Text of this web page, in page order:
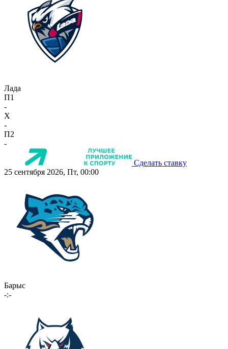
Лада
П1
-
X
-
П2
-
Сделать ставку
25 сентября 2026, Пт, 00:00
Барыс
-:-